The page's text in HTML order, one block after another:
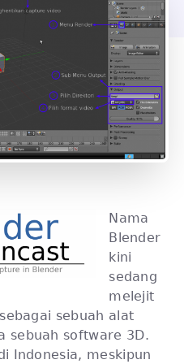
Nama
Blender
kini
sedang
melejit
sebuah alat
sebuah software 3D.
Indonesia, meskipun